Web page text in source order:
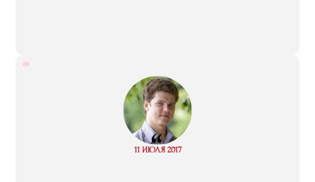
“
11 ИЮЛЯ 2017
Read